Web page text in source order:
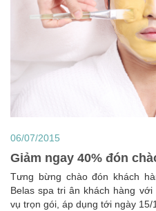
06/07/2015
Giảm ngay 40% đón
Tưng bừng chào đón khách
Belas spa tri ân khách hàng
vụ trọn gói, áp dụng tới ngày 15/